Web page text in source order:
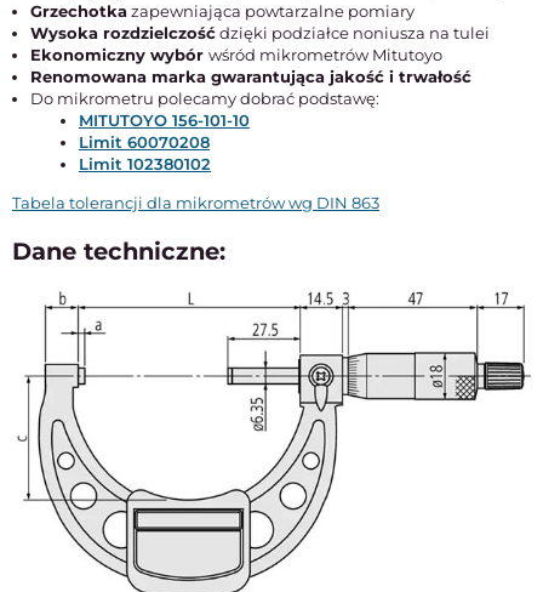
Grzechotkazapewniająca powtarzalne pomiary
Wysoka rozdzielczośćdzięki podziałce noniusza na tulei
Ekonomiczny wybór wśród mikrometrów Mitutoyo
Renomowana marka gwarantująca jakość i trwałość
Do mikrometru polecamy dobrać podstawę:
MITUTOYO 156-101-10
Limit 60070208
Limit 102380102
Tabela tolerancji dla mikrometrów wg DIN 863
Dane techniczne: